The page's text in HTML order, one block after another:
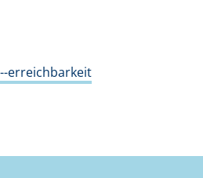
erreichbarkeit